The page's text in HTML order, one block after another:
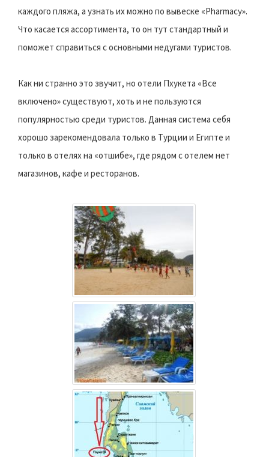
каждого пляжа, а узнать их можно по вывеске «Pharmacy».
Что касается ассортимента, то он тут стандартный и
поможет справиться с основными недугами туристов.
Как ни странно это звучит, но отели Пхукета «Все
включено» существуют, хоть и не пользуются
популярностью среди туристов. Данная система себя
хорошо зарекомендовала только в Турции и Египте и
только в отелях на «отшибе», где рядом с отелем нет
магазинов, кафе и ресторанов.